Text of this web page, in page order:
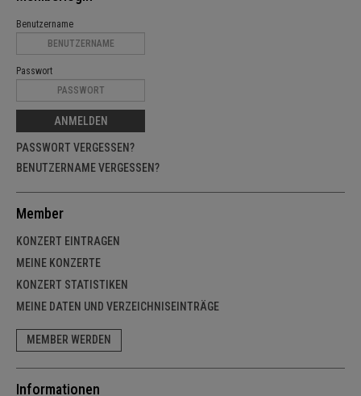
Benutzername
Passwort
ANMELDEN
PASSWORT VERGESSEN?
BENUTZERNAME VERGESSEN?
Member
KONZERT EINTRAGEN
MEINE KONZERTE
KONZERT STATISTIKEN
MEINE DATEN UND VERZEICHNISEINTRÄGE
MEMBER WERDEN
Informationen